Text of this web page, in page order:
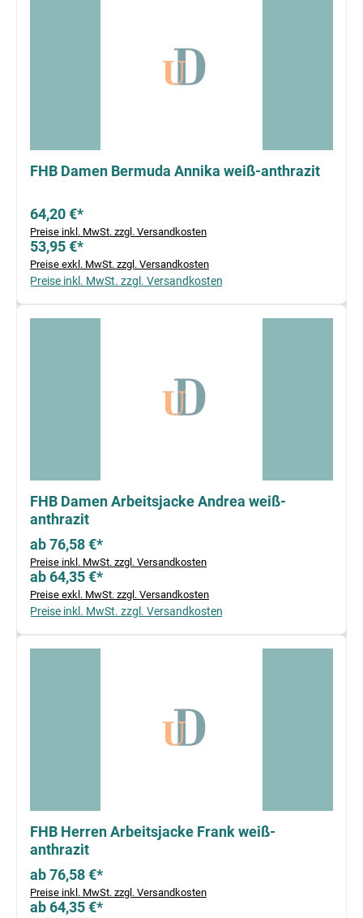
FHB Damen Bermuda Annika weiß-anthrazit
64,20 €*
Preise inkl. MwSt. zzgl. Versandkosten
53,95 €*
Preise exkl. MwSt. zzgl. Versandkosten
Preise inkl. MwSt. zzgl. Versandkosten
FHB Damen Arbeitsjacke Andrea weiß-
anthrazit
ab 76,58 €*
Preise inkl. MwSt. zzgl. Versandkosten
ab 64,35 €*
Preise exkl. MwSt. zzgl. Versandkosten
Preise inkl. MwSt. zzgl. Versandkosten
FHB Herren Arbeitsjacke Frank weiß-
anthrazit
ab 76,58 €*
Preise inkl. MwSt. zzgl. Versandkosten
ab 64,35 €*